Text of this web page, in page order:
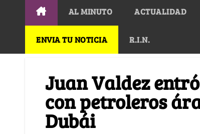
AL MINUTO ACTUALIDAD
ENVIA TU NOTICIA R.I.N.
Juan Valdez
con petroleros
Dubái